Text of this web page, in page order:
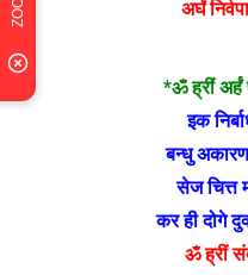
अर्घं
*ॐ ह्रीं
इक
बन्धु
सेज चित्त
कर ही दोगे
ॐ ह्रीं